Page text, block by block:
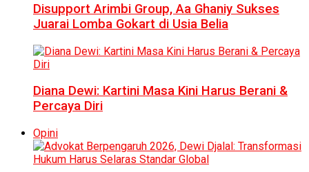
Disupport Arimbi Group, Aa Ghaniy Sukses
Juarai Lomba Gokart di Usia Belia
Diana Dewi: Kartini Masa Kini Harus Berani &
Percaya Diri
Opini